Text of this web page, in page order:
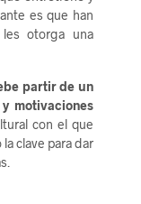
es que han
otorga una
partir de un
motivaciones
con el que
clave para dar